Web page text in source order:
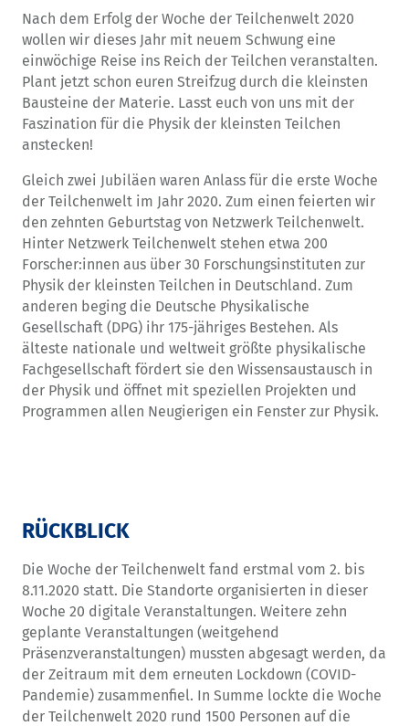
Nach dem Erfolg der Woche der Teilchenwelt 2020
wollen wir dieses Jahr mit neuem Schwung eine
einwöchige Reise ins Reich der Teilchen veranstalten.
Plant jetzt schon euren Streifzug durch die kleinsten
Bausteine der Materie. Lasst euch von uns mit der
Faszination für die Physik der kleinsten Teilchen
anstecken!
Gleich zwei Jubiläen waren Anlass für die erste Woche
der Teilchenwelt im Jahr 2020. Zum einen feierten wir
den zehnten Geburtstag von Netzwerk Teilchenwelt.
Hinter Netzwerk Teilchenwelt stehen etwa 200
Forscher:innen aus über 30 Forschungsinstituten zur
Physik der kleinsten Teilchen in Deutschland. Zum
anderen beging die Deutsche Physikalische
Gesellschaft (DPG) ihr 175-jähriges Bestehen. Als
älteste nationale und weltweit größte physikalische
Fachgesellschaft fördert sie den Wissensaustausch in
der Physik und öffnet mit speziellen Projekten und
Programmen allen Neugierigen ein Fenster zur Physik.
RÜCKBLICK
Die Woche der Teilchenwelt fand erstmal vom 2. bis
8.11.2020 statt. Die Standorte organisierten in dieser
Woche 20 digitale Veranstaltungen. Weitere zehn
geplante Veranstaltungen (weitgehend
Präsenzveranstaltungen) mussten abgesagt werden, da
der Zeitraum mit dem erneuten Lockdown (COVID-
Pandemie) zusammenfiel. In Summe lockte die Woche
der Teilchenwelt 2020 rund 1500 Personen auf die